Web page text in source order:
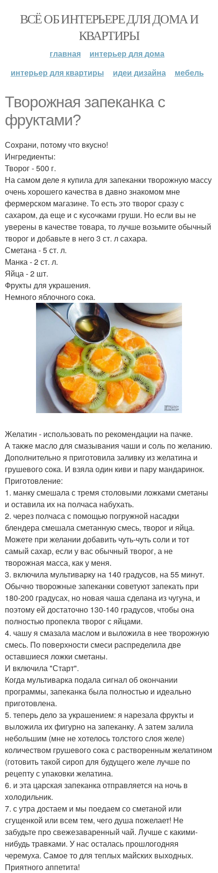
ВСЁ ОБ ИНТЕРЬЕРЕ ДЛЯ ДОМА И
КВАРТИРЫ
главная
интерьер для дома
интерьер для квартиры
идеи дизайна мебель
Творожная запеканка с
фруктами?
Сохрани, потому что вкусно!
Ингредиенты:
Творог - 500 г.
На самом деле я купила для запеканки творожную массу
очень хорошего качества в давно знакомом мне
фермерском магазине. То есть это творог сразу с
сахаром, да еще и с кусочками груши. Но если вы не
уверены в качестве товара, то лучше возьмите обычный
творог и добавьте в него 3 ст. л сахара.
Сметана - 5 ст. л.
Манка - 2 ст. л.
Яйца - 2 шт.
Фрукты для украшения.
Немного яблочного сока.
Желатин - использовать по рекомендации на пачке.
А также масло для смазывания чаши и соль по желанию.
Дополнительно я приготовила заливку из желатина и
грушевого сока. И взяла один киви и пару мандаринок.
Приготовление:
1. манку смешала с тремя столовыми ложками сметаны
и оставила их на полчаса набухать.
2. через полчаса с помощью погружной насадки
блендера смешала сметанную смесь, творог и яйца.
Можете при желании добавить чуть-чуть соли и тот
самый сахар, если у вас обычный творог, а не
творожная масса, как у меня.
3. включила мультиварку на 140 градусов, на 55 минут.
Обычно творожные запеканки советуют запекать при
180-200 градусах, но новая чаша сделана из чугуна, и
поэтому ей достаточно 130-140 градусов, чтобы она
полностью пропекла творог с яйцами.
4. чашу я смазала маслом и выложила в нее творожную
смесь. По поверхности смеси распределила две
оставшиеся ложки сметаны.
И включила "Старт".
Когда мультиварка подала сигнал об окончании
программы, запеканка была полностью и идеально
приготовлена.
5. теперь дело за украшением: я нарезала фрукты и
выложила их фигурно на запеканку. А затем залила
небольшим (мне не хотелось толстого слоя желе)
количеством грушевого сока с растворенным желатином
(готовить такой сироп для будущего желе лучше по
рецепту с упаковки желатина.
6. и эта царская запеканка отправляется на ночь в
холодильник.
7. с утра достаем и мы поедаем со сметаной или
сгущенкой или всем тем, чего душа пожелает! Не
забудьте про свежезаваренный чай. Лучше с какими-
нибудь травками. У нас осталась прошлогодняя
черемуха. Самое то для теплых майских выходных.
Приятного аппетита!